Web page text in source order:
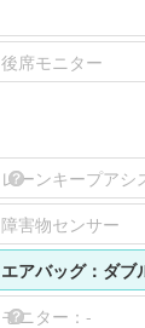
後席モニター
レーンキープアシ
障害物センサー
エアバッグ： ダブ
モニター： -